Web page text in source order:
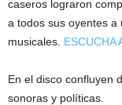
caseros lograron
a todos sus oyentes a
musicales. ESCUCHA
En el disco confluyen
sonoras y políticas.